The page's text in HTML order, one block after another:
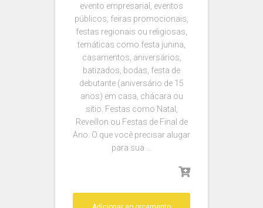
evento empresarial, eventos
públicos, feiras promocionais,
festas regionais ou religiosas,
temáticas como festa junina,
casamentos, aniversários,
batizados, bodas, festa de
debutante (aniversário de 15
anos) em casa, chácara ou
sítio. Festas como Natal,
Reveillon ou Festas de Final de
Ano. O que você precisar alugar
para sua …